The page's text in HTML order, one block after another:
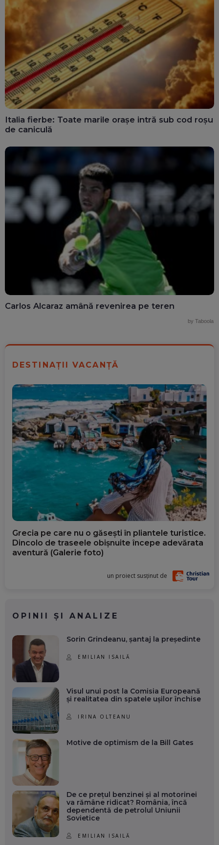
Italia fierbe: Toate marile orașe intră sub cod roșu
de caniculă
Carlos Alcaraz amână revenirea pe teren
by Taboola
DESTINAȚII VACANȚĂ
Grecia pe care nu o găsești în pliantele turistice.
Dincolo de traseele obișnuite începe adevărata
aventură (Galerie foto)
un proiect susținut de
OPINII ȘI ANALIZE
Sorin Grindeanu, șantaj la președinte
EMILIAN ISAILĂ
Visul unui post la Comisia Europeană
și realitatea din spatele ușilor închise
IRINA OLTEANU
Motive de optimism de la Bill Gates
De ce prețul benzinei și al motorinei
va rămâne ridicat? România, încă
dependentă de petrolul Uniunii
Sovietice
EMILIAN ISAILĂ